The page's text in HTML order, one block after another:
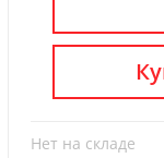
Нет на складе